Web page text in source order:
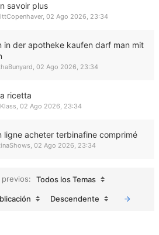
savoir plus
, 02 Ago 2026, 23:34
in der apotheke kaufen darf man mit
, 02 Ago 2026, 23:34
ricetta
, 02 Ago 2026, 23:34
ligne acheter terbinafine comprimé
, 02 Ago 2026, 23:34
Todos los Temas
Descendente